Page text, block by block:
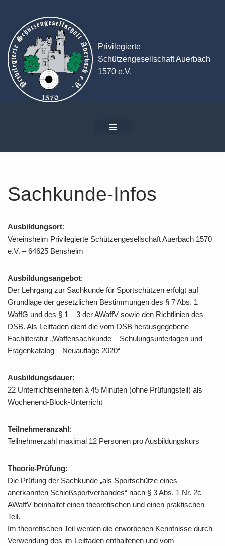
Zum
Inhalt
springen
Privilegierte
Schützengesellschaft Auerbach
1570 e.V.
Sachkunde-Infos
Ausbildungsort:
Vereinsheim Privilegierte Schützengesellschaft Auerbach 1570
e.V. – 64625 Bensheim
Ausbildungsangebot:
Der Lehrgang zur Sachkunde für Sportschützen erfolgt auf
Grundlage der gesetzlichen Bestimmungen des § 7 Abs. 1
WaffG und des § 1 – 3 der AWaffV sowie den Richtlinien des
DSB. Als Leitfaden dient die vom DSB herausgegebene
Fachliteratur „Waffensachkunde – Schulungsunterlagen und
Fragenkatalog – Neuauflage 2020“
Ausbildungsdauer:
22 Unterrichtseinheiten á 45 Minuten (ohne Prüfungsteil) als
Wochenend-Block-Unterricht
Teilnehmeranzahl:
Teilnehmerzahl maximal 12 Personen pro Ausbildungskurs
Theorie-Prüfung:
Die Prüfung der Sachkunde „als Sportschütze eines
anerkannten Schießsportverbandes“ nach § 3 Abs. 1 Nr. 2c
AWaffV beinhaltet einen theoretischen und einen praktischen
Teil.
Im theoretischen Teil werden die erworbenen Kenntnisse durch
Verwendung des im Leitfaden enthaltenen und vom